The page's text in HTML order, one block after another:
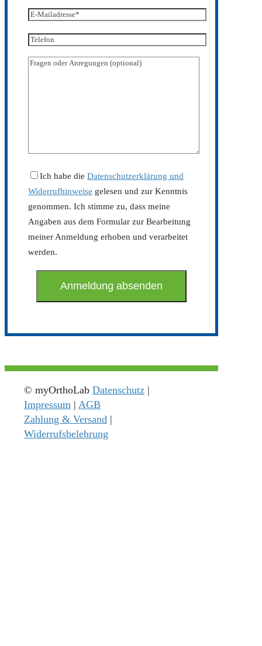
Ich habe die Datenschutzerklärung und
Widerrufhinweise gelesen und zur Kenntnis
genommen. Ich stimme zu, dass meine
Angaben aus dem Formular zur Bearbeitung
meiner Anmeldung erhoben und verarbeitet
werden.
© myOrthoLab Datenschutz |
Impressum | AGB
Zahlung & Versand |
Widerrufsbelehrung